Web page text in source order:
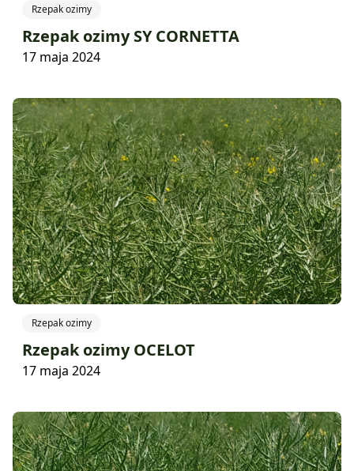
Rzepak ozimy
Rzepak ozimy SY CORNETTA
17 maja 2024
Rzepak ozimy
Rzepak ozimy OCELOT
17 maja 2024